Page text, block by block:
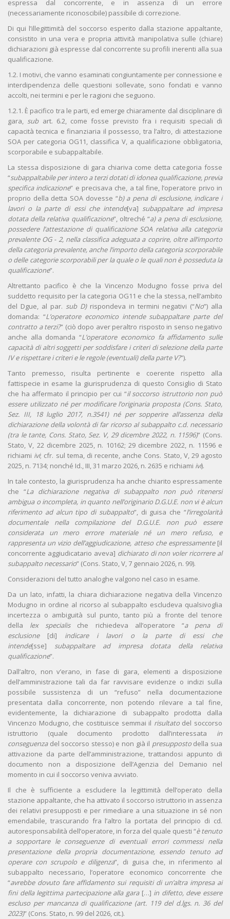
espressa dal concorrente, e in assenza di un errore
(necessariamente riconoscibile) passibile di correzione.
Di qui l’illegittimità del soccorso esperito dalla stazione appaltante,
consistito in una vera e propria attività manipolativa sulle (chiare)
dichiarazioni già espresse dal concorrente su profili inerenti alla sua
qualificazione.
1.2. I motivi, che vanno esaminati congiuntamente per connessione e
interdipendenza delle questioni sollevate, sono fondati e vanno
accolti, nei termini e per le ragioni che seguono.
1.2.1. È pacifico tra le parti, ed emerge chiaramente dal disciplinare di
gara, sub art. 6.2, come fosse previsto fra i requisiti speciali di
capacità tecnica e finanziaria il possesso, tra l’altro, di attestazione
SOA per categoria OG11, classifica V, a qualificazione obbligatoria,
scorporabile e subappaltabile.
La stessa disposizione di gara chiariva come detta categoria fosse
“subappaltabile per intero a terzi dotati di idonea qualificazione, previa
specifica indicazione” e precisava che, a tal fine, l’operatore privo in
proprio della detta SOA dovesse “b) a pena di esclusione, indicare i
lavori o la parte di essi che intende[va] subappaltare ad impresa
dotata della relativa qualificazione”, oltreché “a) a pena di esclusione,
possedere l’attestazione di qualificazione SOA relativa alla categoria
prevalente OG - 2, nella classifica adeguata a coprire, oltre all’importo
della categoria prevalente, anche l’importo della categoria scorporabile
o delle categorie scorporabili per la quale o le quali non è posseduta la
qualificazione”.
Altrettanto pacifico è che la Vincenzo Modugno fosse priva del
suddetto requisito per la categoria OG11 e che la stessa, nell’ambito
del Dgue, al par. sub D)rispondeva in termini negativi (“No”) alla
domanda: “L’operatore economico intende subappaltare parte del
contratto a terzi?” (ciò dopo aver peraltro risposto in senso negativo
anche alla domanda “L’operatore economico fa affidamento sulle
capacità di altri soggetti per soddisfare i criteri di selezione della parte
IV e rispettare i criteri e le regole (eventuali) della parte V?”).
Tanto premesso, risulta pertinente e coerente rispetto alla
fattispecie in esame la giurisprudenza di questo Consiglio di Stato
che ha affermato il principio per cui “il soccorso istruttorio non può
essere utilizzato né per modificare l’originaria proposta (Cons. Stato,
Sez. III, 18 luglio 2017, n.3541) né per sopperire all’assenza della
dichiarazione della volontà di far ricorso al subappalto c.d. necessario
(tra le tante, Cons. Stato, Sez. V, 29 dicembre 2022, n. 11596)” (Cons.
Stato, V, 22 dicembre 2025, n. 10162; 29 dicembre 2022, n. 11596 e
richiami ivi; cfr. sul tema, di recente, anche Cons. Stato, V, 29 agosto
2025, n. 7134; nonché Id., III, 31 marzo 2026, n. 2635 e richiami ivi).
In tale contesto, la giurisprudenza ha anche chiarito espressamente
che “La dichiarazione negativa di subappalto non può ritenersi
ambigua o incompleta, in quanto nell’originario D.G.U.E. non vi è alcun
riferimento ad alcun tipo di subappalto”, di guisa che “l’irregolarità
documentale nella compilazione del D.G.U.E. non può essere
considerata un mero errore materiale né un mero refuso, e
rappresenta un vizio dell’aggiudicazione, atteso che espressamente [il
concorrente aggiudicatario aveva] dichiarato di non voler ricorrere al
subappalto necessario” (Cons. Stato, V, 7 gennaio 2026, n. 99).
Considerazioni del tutto analoghe valgono nel caso in esame.
Da un lato, infatti, la chiara dichiarazione negativa della Vincenzo
Modugno in ordine al ricorso al subappalto escludeva qualsivoglia
incertezza o ambiguità sul punto, tanto più a fronte del tenore
della lex specialis che richiedeva all’operatore “a pena di
esclusione [di] indicare i lavori o la parte di essi che
intende[sse] subappaltare ad impresa dotata della relativa
qualificazione”.
Dall’altro, non v’erano, in fase di gara, elementi a disposizione
dell’amministrazione tali da far ravvisare evidenze o indizi sulla
possibile sussistenza di un “refuso” nella documentazione
presentata dalla concorrente, non potendo rilevare a tal fine,
evidentemente, la dichiarazione di subappalto prodotta dalla
Vincenzo Modugno, che costituisce semmai il risultatodel soccorso
istruttorio (quale documento prodotto dall’interessata in
conseguenzadel soccorso stesso) e non già il presupposto della sua
attivazione da parte dell’amministrazione, trattandosi appunto di
documento non a disposizione dell’Agenzia del Demanio nel
momento in cui il soccorso veniva avviato.
Il che è sufficiente a escludere la legittimità dell’operato della
stazione appaltante, che ha attivato il soccorso istruttorio in assenza
dei relativi presupposti e per rimediare a una situazione in sé non
emendabile, trascurando fra l’altro la portata del principio di cd.
autoresponsabilità dell’operatore, in forza del quale questi “è tenuto
a sopportare le conseguenze di eventuali errori commessi nella
presentazione della propria documentazione, essendo tenuto ad
operare con scrupolo e diligenza”, di guisa che, in riferimento al
subappalto necessario, l’operatore economico concorrente che
“avrebbe dovuto fare affidamento sui requisiti di un’altra impresa ai
fini della legittima partecipazione alla gara […] in difetto, deve essere
escluso per mancanza di qualificazione (art. 119 del d.lgs. n. 36 del
2023)” (Cons. Stato, n. 99 del 2026, cit.).